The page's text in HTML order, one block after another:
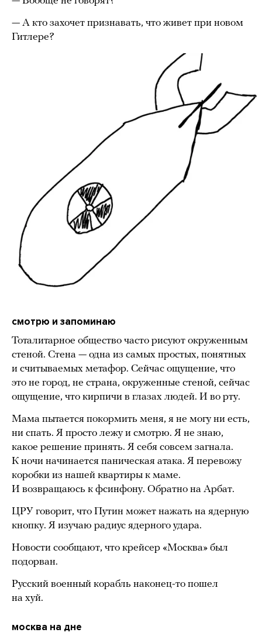
— А кто захочет признавать, что живет при новом
Гитлере?
смотрю и запоминаю
Тоталитарное общество часто рисуют окруженным
стеной. Стена — одна из самых простых, понятных
и считываемых метафор. Сейчас ощущение, что
это не город, не страна, окруженные стеной, сейчас
ощущение, что кирпичи в глазах людей. И во рту.
Мама пытается покормить меня, я не могу ни есть,
ни спать. Я просто лежу и смотрю. Я не знаю,
какое решение принять. Я себя совсем загнала.
К ночи начинается паническая атака. Я перевожу
коробки из нашей квартиры к маме.
И возвращаюсь к фсинфону. Обратно на Арбат.
ЦРУ говорит, что Путин может нажать на ядерную
кнопку. Я изучаю радиус ядерного удара.
Новости сообщают, что крейсер «Москва» был
подорван.
Русский военный корабль наконец-то пошел
на хуй.
москва на дне